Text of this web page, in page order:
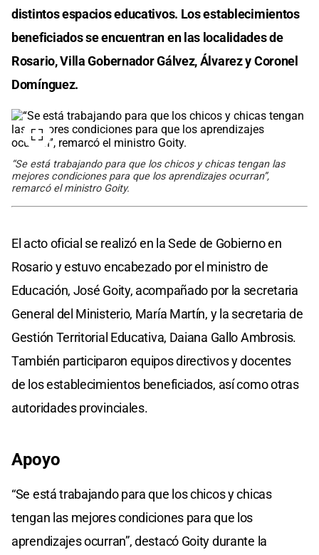
distintos espacios educativos. Los establecimientos
beneficiados se encuentran en las localidades de
Rosario, Villa Gobernador Gálvez, Álvarez y Coronel
Domínguez.
“Se está trabajando para que los chicos y chicas tengan las
mejores condiciones para que los aprendizajes ocurran”,
remarcó el ministro Goity.
El acto oficial se realizó en la Sede de Gobierno en
Rosario y estuvo encabezado por el ministro de
Educación, José Goity, acompañado por la secretaria
General del Ministerio, María Martín, y la secretaria de
Gestión Territorial Educativa, Daiana Gallo Ambrosis.
También participaron equipos directivos y docentes
de los establecimientos beneficiados, así como otras
autoridades provinciales.
Apoyo
“Se está trabajando para que los chicos y chicas
tengan las mejores condiciones para que los
aprendizajes ocurran”, destacó Goity durante la